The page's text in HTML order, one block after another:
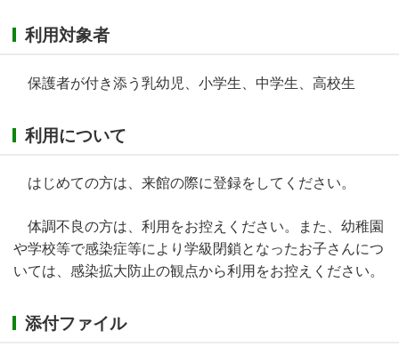
利用対象者
保護者が付き添う乳幼児、小学生、中学生、高校生
利用について
はじめての方は、来館の際に登録をしてください。
体調不良の方は、利用をお控えください。また、幼稚園
や学校等で感染症等により学級閉鎖となったお子さんにつ
いては、感染拡大防止の観点から利用をお控えください。
添付ファイル